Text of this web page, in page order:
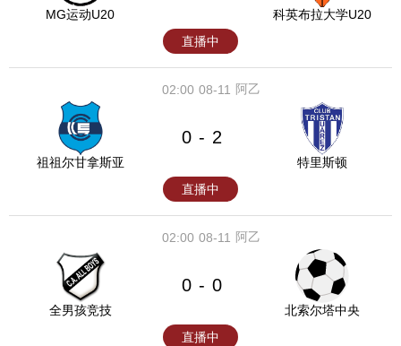
MG运动U20
科英布拉大学U20
直播中
08-11
02:00 阿乙
祖祖尔甘拿斯亚
0 - 2
特里斯顿
直播中
08-11
02:00 阿乙
全男孩竞技
0 - 0
北索尔塔中央
直播中